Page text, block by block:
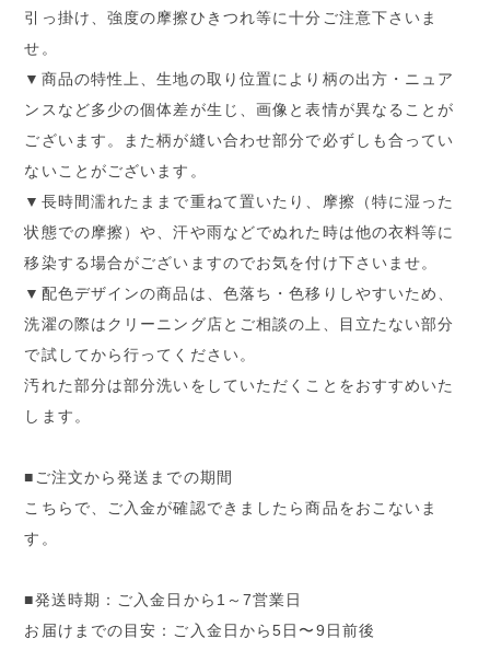
引っ掛け、強度の摩擦ひきつれ等に十分ご注意下さいま
せ。
▼商品の特性上、生地の取り位置により柄の出方・ニュア
ンスなど多少の個体差が生じ、画像と表情が異なることが
ございます。また柄が縫い合わせ部分で必ずしも合ってい
ないことがございます。
▼長時間濡れたままで重ねて置いたり、摩擦（特に湿った
状態での摩擦）や、汗や雨などでぬれた時は他の衣料等に
移染する場合がございますのでお気を付け下さいませ。
▼配色デザインの商品は、色落ち・色移りしやすいため、
洗濯の際はクリーニング店とご相談の上、目立たない部分
で試してから行ってください。
汚れた部分は部分洗いをしていただくことをおすすめいた
します。
■ご注文から発送までの期間
こちらで、ご入金が確認できましたら商品をおこないま
す。
■発送時期：ご入金日から1～7営業日
お届けまでの目安：ご入金日から5日〜9日前後